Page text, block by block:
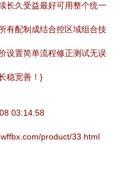
长久受益最好可用整个统一
有配制成结合控区域组合技
设置简单流程修正测试无误
稳宽善！}
03:14:58
product/33.html